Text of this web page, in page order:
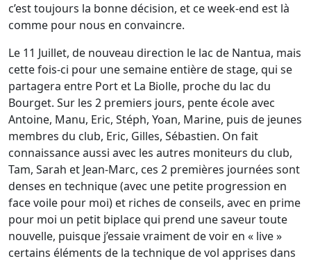
c’est toujours la bonne décision, et ce week-end est là
comme pour nous en convaincre.
Le 11 Juillet, de nouveau direction le lac de Nantua, mais
cette fois-ci pour une semaine entière de stage, qui se
partagera entre Port et La Biolle, proche du lac du
Bourget. Sur les 2 premiers jours, pente école avec
Antoine, Manu, Eric, Stéph, Yoan, Marine, puis de jeunes
membres du club, Eric, Gilles, Sébastien. On fait
connaissance aussi avec les autres moniteurs du club,
Tam, Sarah et Jean-Marc, ces 2 premières journées sont
denses en technique (avec une petite progression en
face voile pour moi) et riches de conseils, avec en prime
pour moi un petit biplace qui prend une saveur toute
nouvelle, puisque j’essaie vraiment de voir en « live »
certains éléments de la technique de vol apprises dans